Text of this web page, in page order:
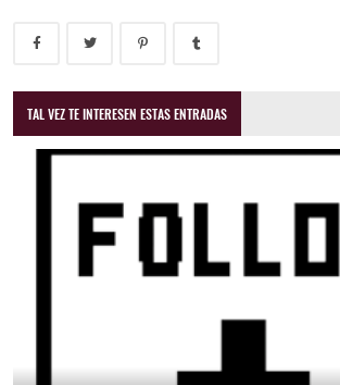
TAL VEZ TE INTERESEN ESTAS ENTRADAS